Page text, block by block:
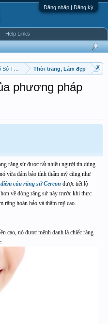
Đăng nhập | Đăng ký
Số Thần Tài Chấm Cơm !
Thời trang, Làm đẹp
phương pháp
răng sứ được rất nhiều người tin dùng
vừa đảm bảo tính thẩm mỹ cũng như
của răng sứ Cercon được tiết lộ
về dòng răng sứ này trước khi thực
răng hoàn hảo và thẩm mỹ cao.
cao, nó được mệnh danh là chiếc răng
Help Links